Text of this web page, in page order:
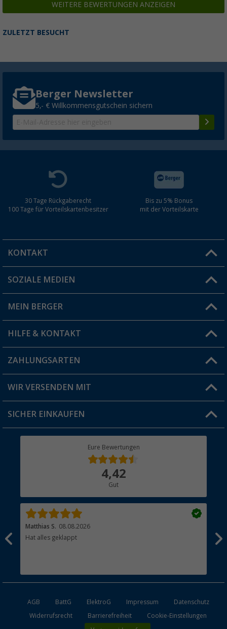
WEITERE BEWERTUNGEN ANZEIGEN
ZULETZT BESUCHT
Berger Newsletter
5,- € Willkommensgutschein sichern
30 Tage Rückgaberecht
100 Tage für Vorteilskartenbesitzer
Bis zu 5% Bonus
mit der Vorteilskarte
KONTAKT
Du hast eine Frage?
Filiale finden
SOZIALE MEDIEN
MEIN BERGER
Vorteilskarte
Blog
Jobs & Karriere
HILFE & KONTAKT
FAQ & Kontakt
Versandinformationen
Rücksendung
ZAHLUNGSARTEN
WIR VERSENDEN MIT
SICHER EINKAUFEN
Eure Bewertungen
4,42
Gut
Matthias S. 08.08.2026
Hat alles geklappt
AGB BattG ElektroG Impressum
Datenschutz
Widerrufsrecht
Barrierefreiheit Cookie-Einstellungen